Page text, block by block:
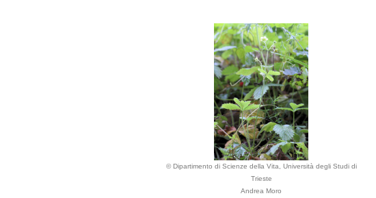
© Dipartimento di Scienze della Vita, Università degli Studi di
Trieste
Andrea Moro